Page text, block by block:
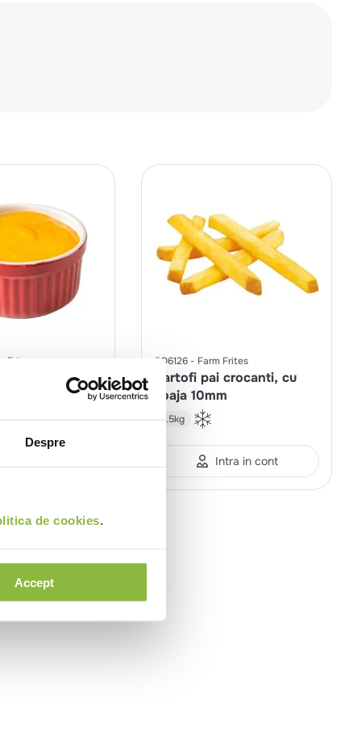
Despre
de cookies.
Accept
Frites
Cheddar
CO6126 Farm Frites
Cartofi pai crocanti, cu
coaja 10mm
2.5kg
Intra in cont